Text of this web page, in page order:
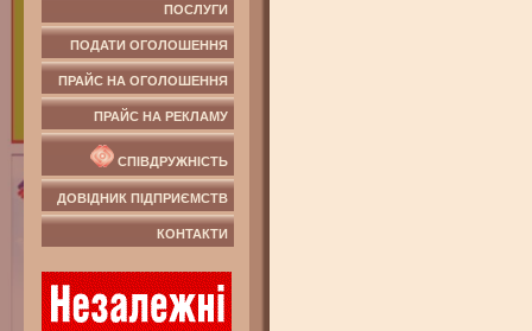
ПОСЛУГИ
ПОДАТИ ОГОЛОШЕННЯ
ПРАЙС НА ОГОЛОШЕННЯ
ПРАЙС НА РЕКЛАМУ
СПІВДРУЖНІСТЬ
ДОВІДНИК ПІДПРИЄМСТВ
КОНТАКТИ